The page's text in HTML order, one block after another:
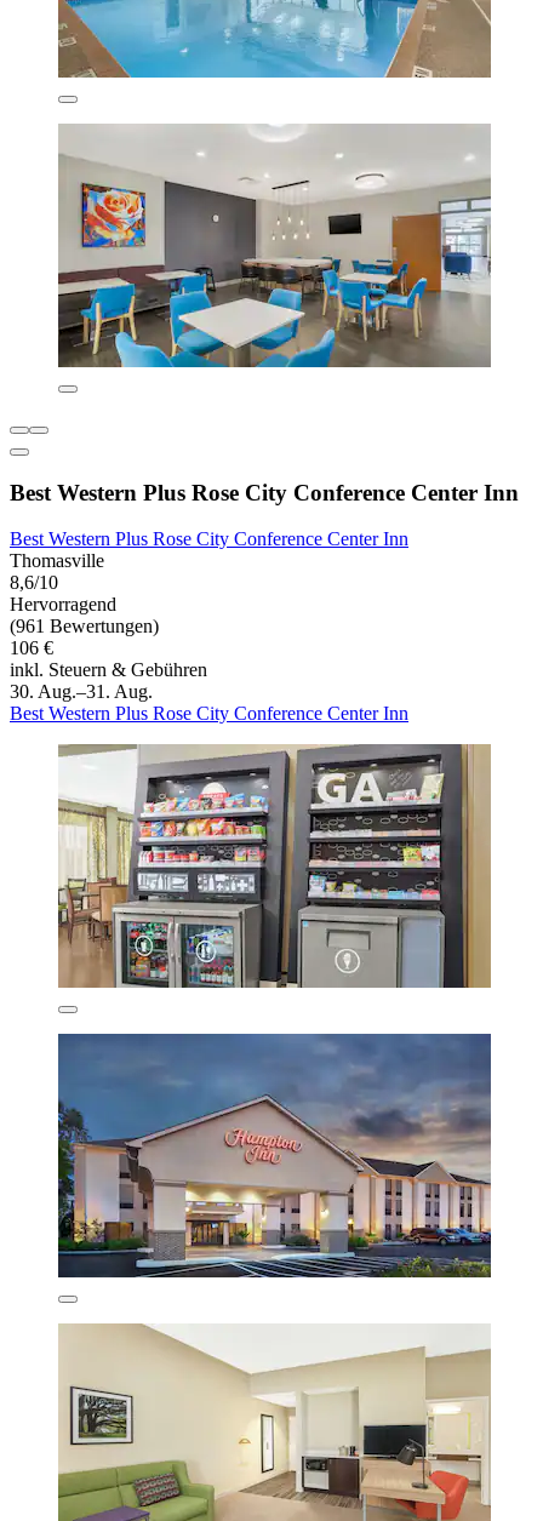
Best Western Plus Rose City Conference Center Inn
Best Western Plus Rose City Conference Center Inn
Thomasville
8,6/10
Hervorragend
(961 Bewertungen)
106 €
inkl. Steuern & Gebühren
30. Aug.–31. Aug.
Best Western Plus Rose City Conference Center Inn